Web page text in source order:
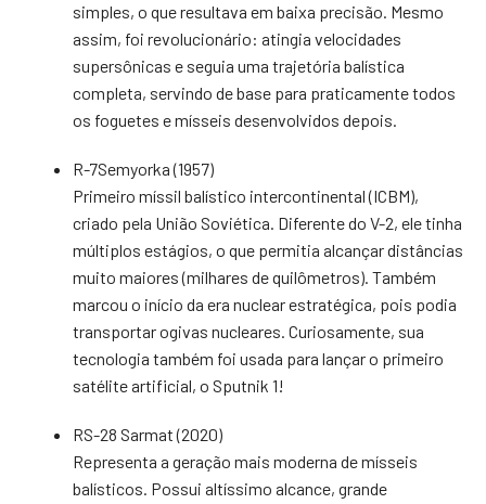
simples, o que resultava em baixa precisão. Mesmo
assim, foi revolucionário: atingia velocidades
supersônicas e seguia uma trajetória balística
completa, servindo de base para praticamente todos
os foguetes e mísseis desenvolvidos depois.
R-7Semyorka (1957)
Primeiro míssil balístico intercontinental (ICBM),
criado pela União Soviética. Diferente do V-2, ele tinha
múltiplos estágios, o que permitia alcançar distâncias
muito maiores (milhares de quilômetros). Também
marcou o início da era nuclear estratégica, pois podia
transportar ogivas nucleares. Curiosamente, sua
tecnologia também foi usada para lançar o primeiro
satélite artificial, o Sputnik 1!
RS-28 Sarmat (2020)
Representa a geração mais moderna de mísseis
balísticos. Possui altíssimo alcance, grande